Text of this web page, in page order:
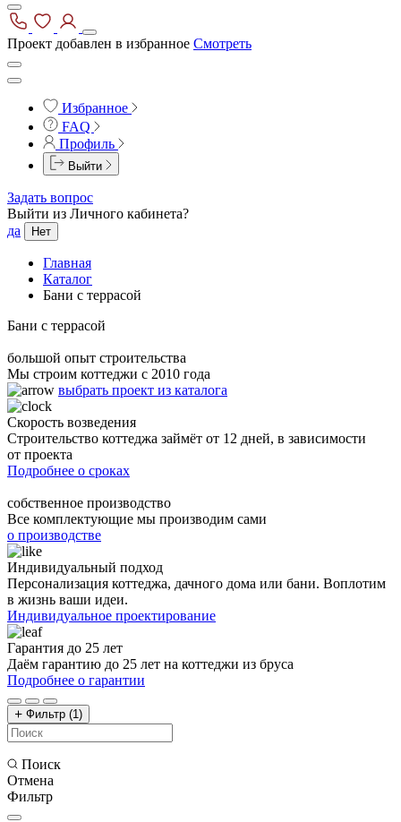
Проект добавлен в избранное Смотреть
Избранное
FAQ
Профиль
Выйти
Задать вопрос
Выйти из Личного кабинета?
да
Нет
Главная
Каталог
Бани с террасой
Бани с террасой
большой опыт строительства
Мы строим коттеджи с 2010 года
выбрать проект из каталога
Скорость возведения
Строительство коттеджа займёт от 12 дней, в зависимости
от проекта
Подробнее о сроках
собственное производство
Все комплектующие мы производим сами
о производстве
Индивидуальный подход
Персонализация коттеджа, дачного дома или бани. Воплотим
в жизнь ваши идеи.
Индивидуальное проектирование
Гарантия до 25 лет
Даём гарантию до 25 лет на коттеджи из бруса
Подробнее о гарантии
Фильтр (1)
Поиск
Отмена
Фильтр